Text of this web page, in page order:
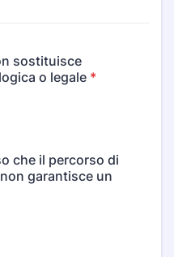
sostituisce
o legale *
che il percorso di
garantisce un